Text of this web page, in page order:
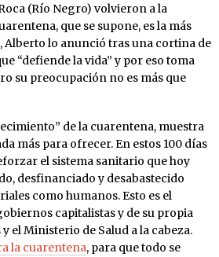
(Río Negro) volvieron a la
que se supone, es la más
Alberto lo anunció tras una cortina de
“defiende la vida” y por eso toma
su preocupación no es más que
de la cuarentena, muestra
más para ofrecer. En estos 100 días
el sistema sanitario que hoy
desfinanciado y desabastecido
como humanos. Esto es el
capitalistas y de su propia
el Ministerio de Salud a la cabeza.
la cuarentena, para que todo se